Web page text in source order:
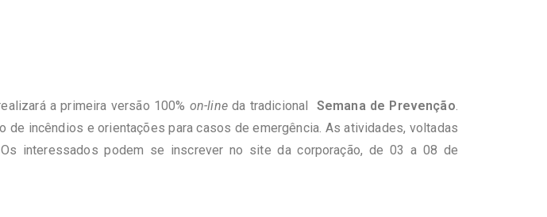
a primeira versão 100% on-lineda tradicional Semana de Prevenção.
incêndios e orientações para casos de emergência. As atividades, voltadas
interessados podem se inscrever no site da corporação, de 03 a 08 de